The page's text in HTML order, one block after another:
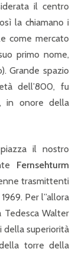
il centro
la chiamano i
come mercato
primo nome,
Grande spazio
dell’800, fu
in onore della
il nostro
Fernsehturm
trasmittenti
Per l”allora
Tedesca Walter
della superiorità
torre della